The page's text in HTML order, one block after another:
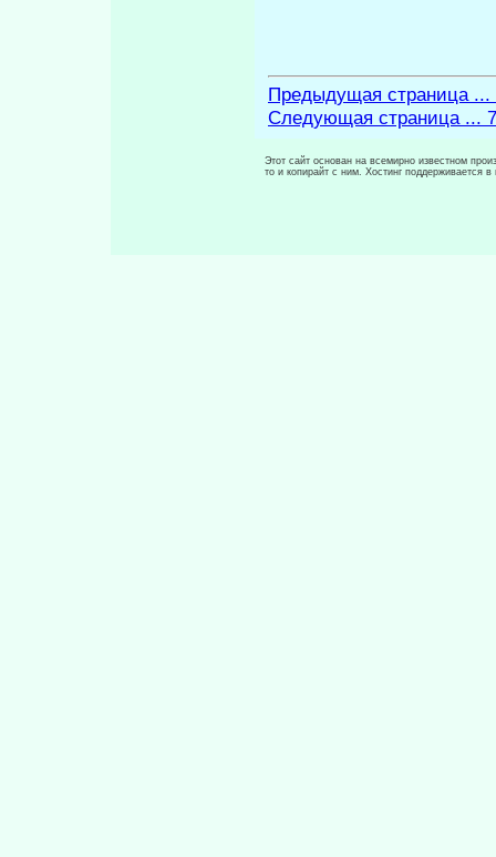
Предыдущая страница ...
Следующая страница ...
Этот сайт основан на всемирно известном
то и копирайт с ним. Хостинг поддерживается